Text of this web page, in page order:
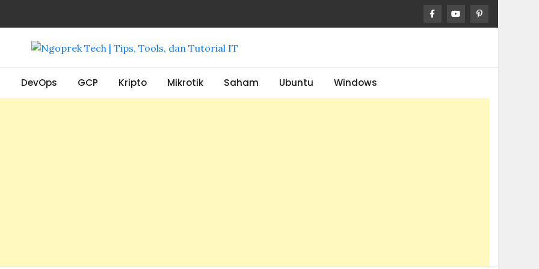
Tools, dan Tutorial IT
DevOps GCP Kripto Mikrotik Saham Ubuntu Windows